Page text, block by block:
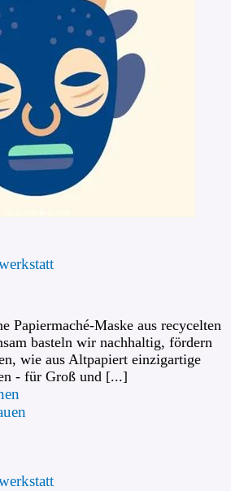
Papiermaché-Maske aus recycelten
basteln wir nachhaltig, fördern
wie aus Altpapiert einzigartige
- für Groß und [...]